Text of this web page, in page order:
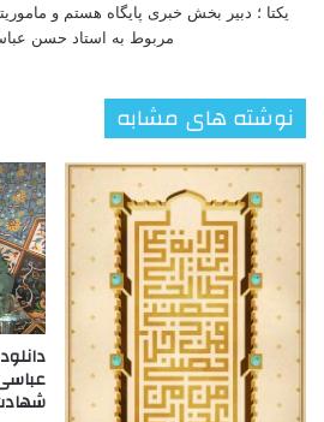
یکتا ؛ دبیر بخش خبری پایگاه هستم و
مربوط به استاد حسن
نوشته های مشابه